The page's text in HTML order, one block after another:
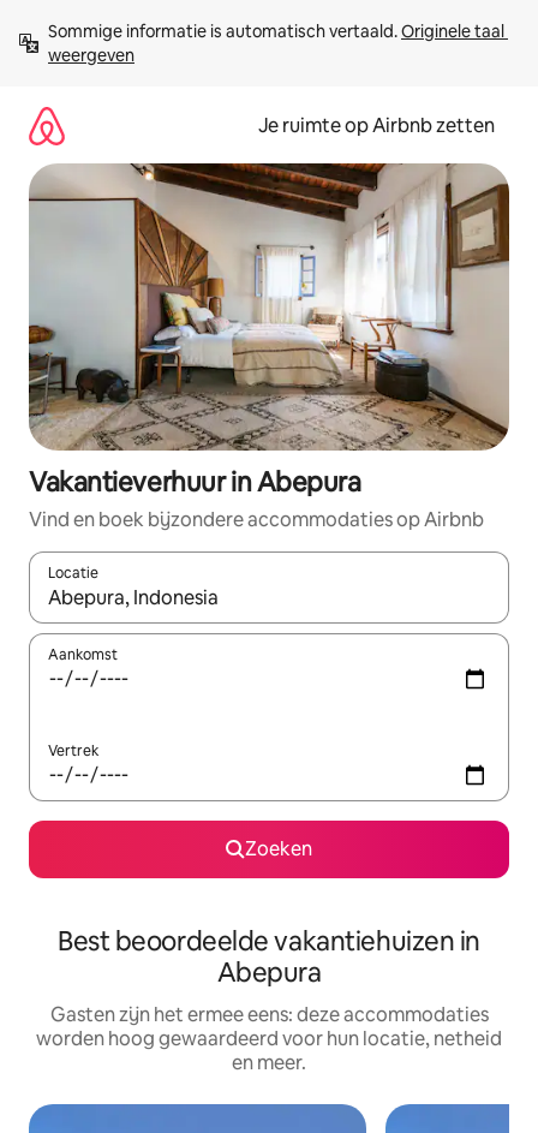
direct
naar
Sommige informatie is automatisch vertaald. Originele taal
weergeven
Je ruimte op Airbnb zetten
Vakantieverhuur in Abepura
Vind en boek bijzondere accommodaties op Airbnb
Locatie
Wanneer er suggesties beschikbaar zijn, maak je een keuze
Aankomst
Vertrek
Zoeken
Best beoordeelde vakantiehuizen in
Abepura
Gasten zijn het ermee eens: deze accommodaties
worden hoog gewaardeerd voor hun locatie, netheid
en meer.